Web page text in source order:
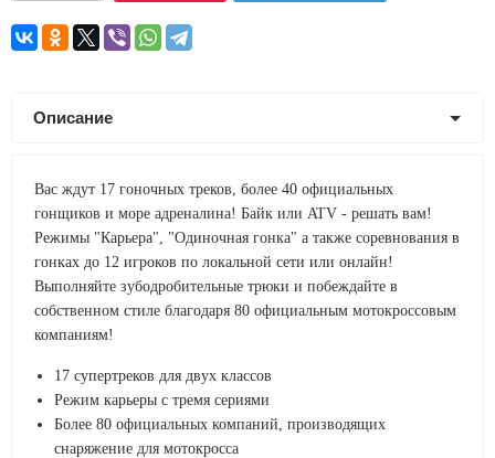
Описание
Вас ждут 17 гоночных треков, более 40 официальных
гонщиков и море адреналина! Байк или ATV - решать вам!
Режимы "Карьера", "Одиночная гонка" а также соревнования в
гонках до 12 игроков по локальной сети или онлайн!
Выполняйте зубодробительные трюки и побеждайте в
собственном стиле благодаря 80 официальным мотокроссовым
компаниям!
17 супертреков для двух классов
Режим карьеры с тремя сериями
Более 80 официальных компаний, производящих
снаряжение для мотокросса